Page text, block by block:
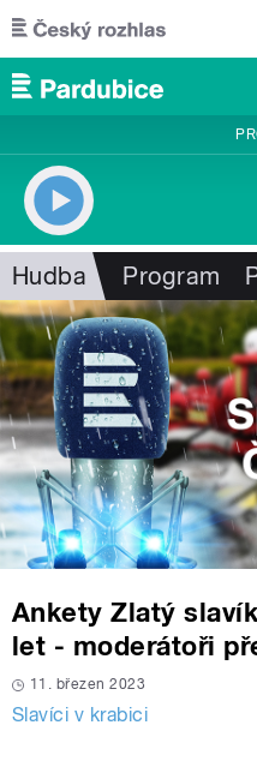
Přejít k hlavnímu obsahu
Hudba Program
Ankety Zlatý
let - moderátoři
11. březen 2023
Slavíci v krabici